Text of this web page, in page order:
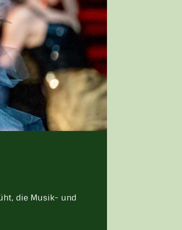
die Musik- und